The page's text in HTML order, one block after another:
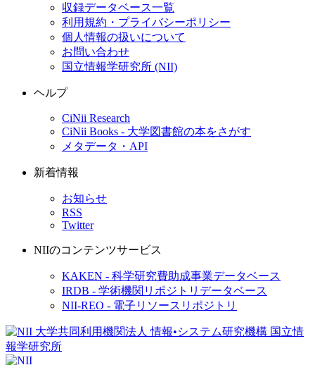
収録データベース一覧
利用規約・プライバシーポリシー
個人情報の扱いについて
お問い合わせ
国立情報学研究所 (NII)
ヘルプ
CiNii Research
CiNii Books - 大学図書館の本をさがす
メタデータ・API
新着情報
お知らせ
RSS
Twitter
NIIのコンテンツサービス
KAKEN - 科学研究費助成事業データベース
IRDB - 学術機関リポジトリデータベース
NII-REO - 電子リソースリポジトリ